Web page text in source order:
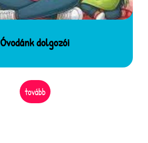
Óvodánk dolgozói
tovább